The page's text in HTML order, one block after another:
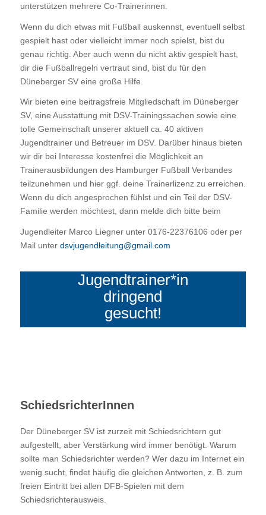
unterstützen mehrere Co-Trainerinnen.
Wenn du dich etwas mit Fußball auskennst, eventuell selbst
gespielt hast oder vielleicht immer noch spielst, bist du
genau richtig. Aber auch wenn du nicht aktiv gespielt hast,
dir die Fußballregeln vertraut sind, bist du für den
Düneberger SV eine große Hilfe.
Wir bieten eine beitragsfreie Mitgliedschaft im Düneberger
SV, eine Ausstattung mit DSV-Trainingssachen sowie eine
tolle Gemeinschaft unserer aktuell ca. 40 aktiven
Jugendtrainer und Betreuer im DSV. Darüber hinaus bieten
wir dir bei Interesse kostenfrei die Möglichkeit an
Trainerausbildungen des Hamburger Fußball Verbandes
teilzunehmen und hier ggf. deine Trainerlizenz zu erreichen.
Wenn du dich angesprochen fühlst und ein Teil der DSV-
Familie werden möchtest, dann melde dich bitte beim
Jugendleiter Marco Liegner unter 0176-22376106 oder per
Mail unter dsvjugendleitung@gmail.com
Jugendtrainer*in
dringend
gesucht!
SchiedsrichterInnen
Der Düneberger SV ist zurzeit mit Schiedsrichtern gut
aufgestellt, aber Verstärkung wird immer benötigt. Warum
sollte man Schiedsrichter werden? Wer dazu im Internet ein
wenig sucht, findet häufig die gleichen Antworten, z. B. zum
freien Eintritt bei allen DFB-Spielen mit dem
Schiedsrichterausweis.